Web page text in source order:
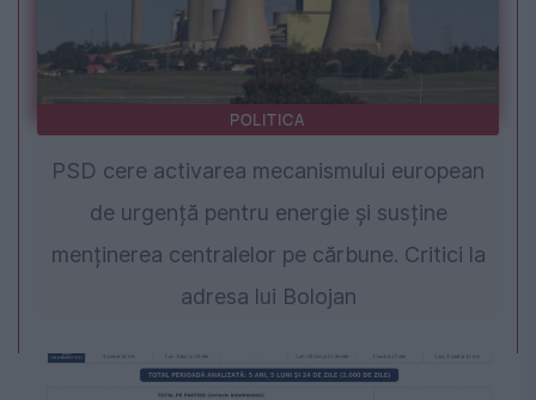
POLITICA
PSD cere activarea mecanismului european
de urgență pentru energie și susține
menținerea centralelor pe cărbune. Critici la
adresa lui Bolojan